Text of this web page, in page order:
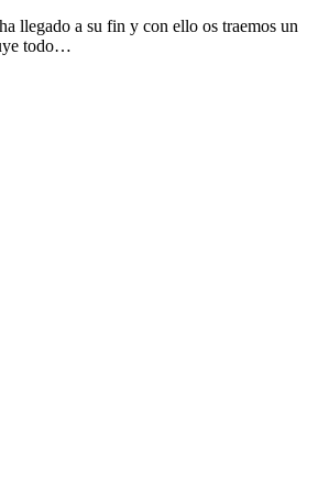
llegado a su fin y con ello os traemos un
todo…